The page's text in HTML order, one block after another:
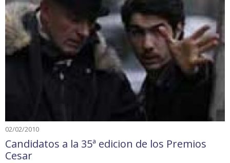
02/02/2010
Candidatos a la 35ª edicion de los Premios
Cesar